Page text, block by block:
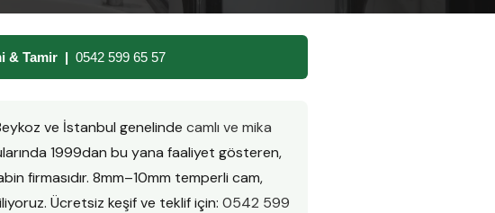
& Tamir | 0542 599 65 57
ve İstanbul genelinde camlı ve mika
1999dan bu yana faaliyet gösteren,
firmasıdır. 8mm–10mm temperli cam,
Ücretsiz keşif ve teklif için: 0542 599